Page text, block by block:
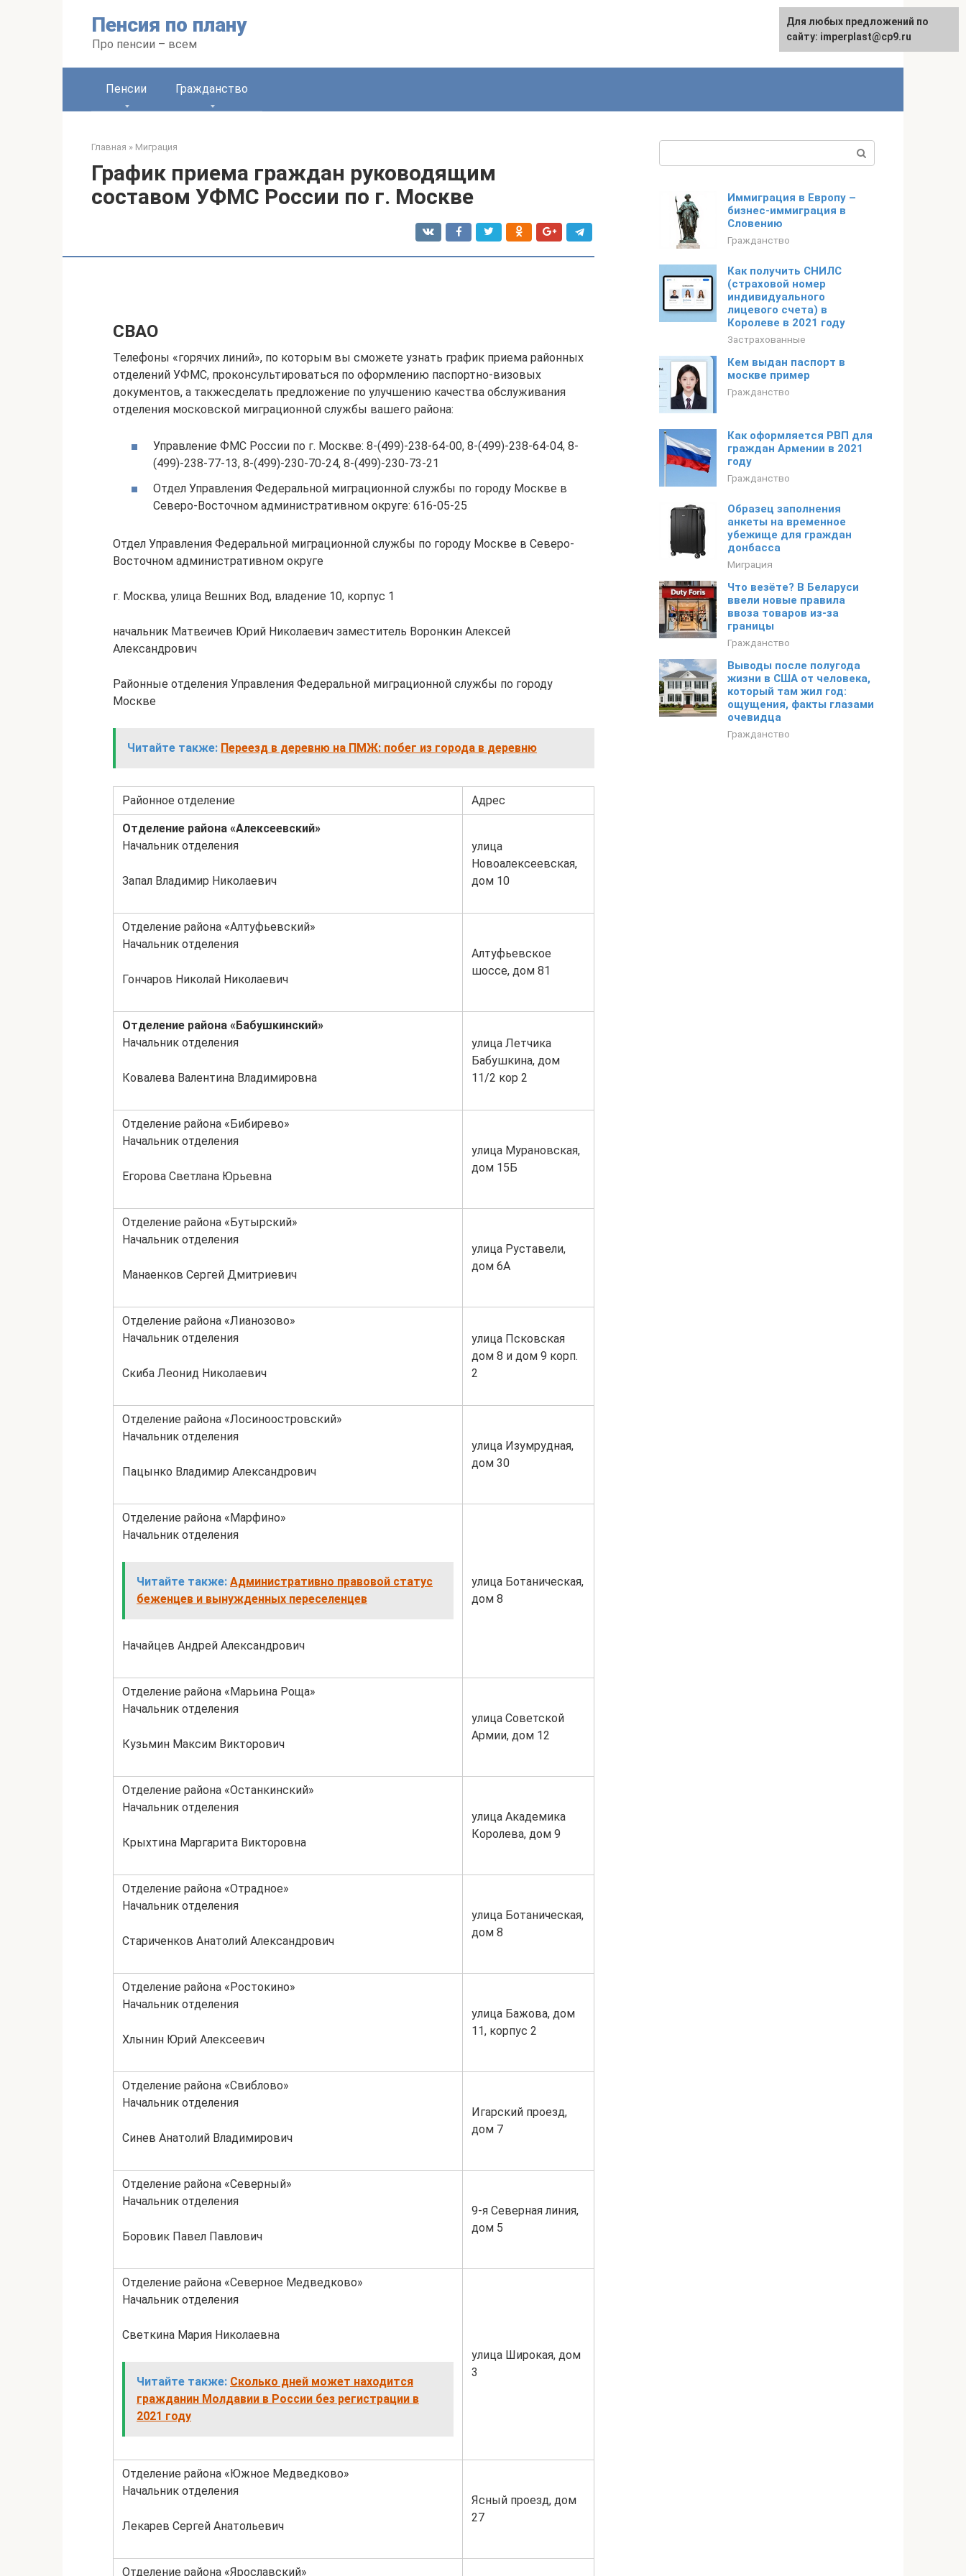
Пенсия по плану
Про пенсии – всем
Пенсии Гражданство
Главная » Миграция
График приема граждан руководящим
составом УФМС России по г. Москве
СВАО
Телефоны «горячих линий», по которым вы сможете узнать график приема районных
отделений УФМС, проконсультироваться по оформлению паспортно-визовых
документов, а такжесделать предложение по улучшению качества обслуживания
отделения московской миграционной службы вашего района:
Управление ФМС России по г. Москве: 8-(499)-238-64-00, 8-(499)-238-64-04, 8-
(499)-238-77-13, 8-(499)-230-70-24, 8-(499)-230-73-21
Отдел Управления Федеральной миграционной службы по городу Москве в
Северо-Восточном административном округе: 616-05-25
Отдел Управления Федеральной миграционной службы по городу Москве в Северо-
Восточном административном округе
г. Москва, улица Вешних Вод, владение 10, корпус 1
начальник Матвеичев Юрий Николаевич заместитель Воронкин Алексей
Александрович
Районные отделения Управления Федеральной миграционной службы по городу
Москве
Читайте также: Переезд в деревню на ПМЖ: побег из города в деревню
Районное отделение Адрес
Отделение района «Алексеевский»
Начальник отделения
Запал Владимир Николаевич
улица
Новоалексеевская,
дом 10
Отделение района «Алтуфьевский»
Начальник отделения
Гончаров Николай Николаевич
Алтуфьевское
шоссе, дом 81
Отделение района «Бабушкинский»
Начальник отделения
Ковалева Валентина Владимировна
улица Летчика
Бабушкина, дом
11/2 кор 2
Отделение района «Бибирево»
Начальник отделения
Егорова Светлана Юрьевна
улица Мурановская,
дом 15Б
Отделение района «Бутырский»
Начальник отделения
Манаенков Сергей Дмитриевич
улица Руставели,
дом 6А
Отделение района «Лианозово»
Начальник отделения
Скиба Леонид Николаевич
улица Псковская
дом 8 и дом 9 корп.
2
Отделение района «Лосиноостровский»
Начальник отделения
Пацынко Владимир Александрович
улица Изумрудная,
дом 30
Отделение района «Марфино»
Начальник отделения
Читайте также: Административно правовой статус
беженцев и вынужденных переселенцев
Начайцев Андрей Александрович
улица Ботаническая,
дом 8
Отделение района «Марьина Роща»
Начальник отделения
Кузьмин Максим Викторович
улица Советской
Армии, дом 12
Отделение района «Останкинский»
Начальник отделения
Крыхтина Маргарита Викторовна
улица Академика
Королева, дом 9
Отделение района «Отрадное»
Начальник отделения
Стариченков Анатолий Александрович
улица Ботаническая,
дом 8
Отделение района «Ростокино»
Начальник отделения
Хлынин Юрий Алексеевич
улица Бажова, дом
11, корпус 2
Отделение района «Свиблово»
Начальник отделения
Синев Анатолий Владимирович
Игарский проезд,
дом 7
Отделение района «Северный»
Начальник отделения
Боровик Павел Павлович
9-я Северная линия,
дом 5
Отделение района «Северное Медведково»
Начальник отделения
Светкина Мария Николаевна
Читайте также: Сколько дней может находится
гражданин Молдавии в России без регистрации в
2021 году
улица Широкая, дом
3
Отделение района «Южное Медведково»
Начальник отделения
Лекарев Сергей Анатольевич
Ясный проезд, дом
27
Отделение района «Ярославский»
Иммиграция в Европу –
бизнес-иммиграция в
Словению
Гражданство
Как получить СНИЛС
(страховой номер
индивидуального
лицевого счета) в
Королеве в 2021 году
Застрахованные
Кем выдан паспорт в
москве пример
Гражданство
Как оформляется РВП для
граждан Армении в 2021
году
Гражданство
Образец заполнения
анкеты на временное
убежище для граждан
донбасса
Миграция
Что везёте? В Беларуси
ввели новые правила
ввоза товаров из-за
границы
Гражданство
Выводы после полугода
жизни в США от человека,
который там жил год:
ощущения, факты глазами
очевидца
Гражданство
Для любых предложений по
сайту: imperplast@cp9.ru